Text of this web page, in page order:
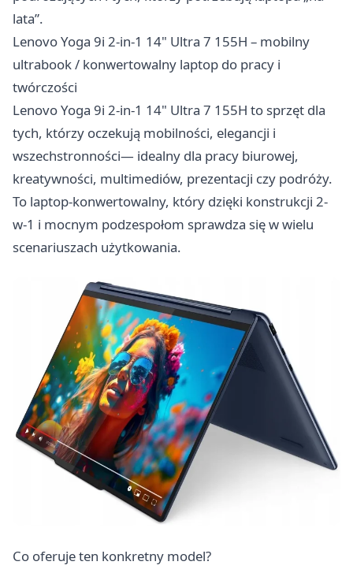
lata”.
Lenovo Yoga 9i 2-in-1 14" Ultra 7 155H – mobilny
ultrabook / konwertowalny laptop do pracy i
twórczości
Lenovo Yoga 9i 2-in-1 14" Ultra 7 155H to sprzęt dla
tych, którzy oczekują mobilności, elegancji i
wszechstronności— idealny dla pracy biurowej,
kreatywności, multimediów, prezentacji czy podróży.
To laptop-konwertowalny, który dzięki konstrukcji 2-
w-1 i mocnym podzespołom sprawdza się w wielu
scenariuszach użytkowania.
Co oferuje ten konkretny model?